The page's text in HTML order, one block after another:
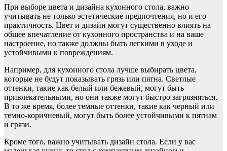
При выборе цвета и дизайна кухонного стола, важно
учитывать не только эстетические предпочтения, но и его
практичность. Цвет и дизайн могут существенно влиять на
общее впечатление от кухонного пространства и на ваше
настроение, но также должны быть легкими в уходе и
устойчивыми к повреждениям.
Например, для кухонного стола лучше выбирать цвета,
которые не будут показывать грязь или пятна. Светлые
оттенки, такие как белый или бежевый, могут быть
привлекательными, но они также могут быстро загрязняться.
В то же время, более темные оттенки, такие как черный или
темно-коричневый, могут быть более устойчивыми к пятнам
и грязи.
Кроме того, важно учитывать дизайн стола. Если у вас